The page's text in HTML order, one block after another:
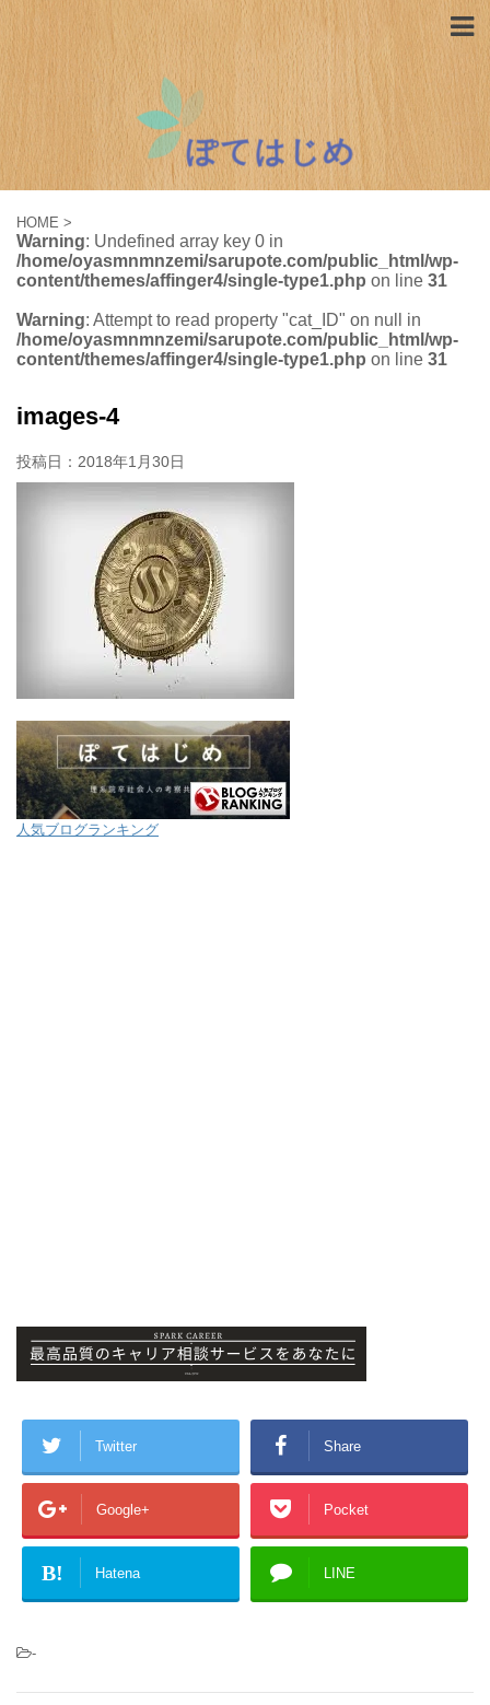
HOME >
Warning: Undefined array key 0 in
/home/oyasmnmnzemi/sarupote.com/public_html/wp-
content/themes/affinger4/single-type1.php on line 31
Warning: Attempt to read property "cat_ID" on null in
/home/oyasmnmnzemi/sarupote.com/public_html/wp-
content/themes/affinger4/single-type1.php on line 31
images-4
投稿日： 2018年1月30日
人気ブログランキング
Twitter Share
Google+ Pocket
B! Hatena LINE
-